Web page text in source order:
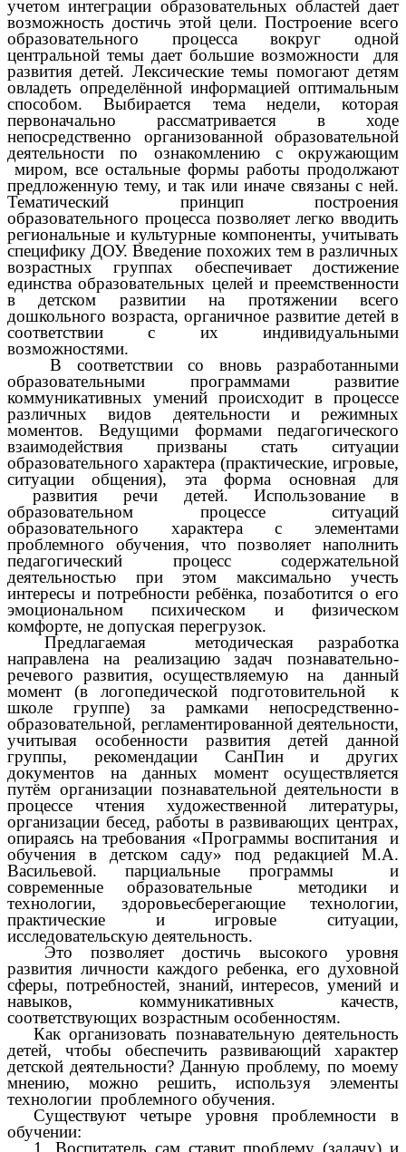
учетом интеграции образовательных областей дает
возможность достичь этой цели. Построение всего
образовательного процесса вокруг одной
центральной темы дает большие возможности для
развития детей. Лексические темы помогают детям
овладеть определённой информацией оптимальным
способом. Выбирается тема недели, которая
первоначально рассматривается в ходе
непосредственно организованной образовательной
деятельности по ознакомлению с окружающим
миром, все остальные формы работы продолжают
предложенную тему, и так или иначе связаны с ней.
Тематический принцип построения
образовательного процесса позволяет легко вводить
региональные и культурные компоненты, учитывать
специфику ДОУ. Введение похожих тем в различных
возрастных группах обеспечивает достижение
единства образовательных целей и преемственности
в детском развитии на протяжении всего
дошкольного возраста, органичное развитие детей в
соответствии с их индивидуальными
возможностями.
В соответствии со вновь разработанными
образовательными программами развитие
коммуникативных умений происходит в процессе
различных видов деятельности и режимных
моментов. Ведущими формами педагогического
взаимодействия призваны стать ситуации
образовательного характера (практические, игровые,
ситуации общения), эта форма основная для
развития речи детей. Использование в
образовательном процессе ситуаций
образовательного характера с элементами
проблемного обучения, что позволяет наполнить
педагогический процесс содержательной
деятельностью при этом максимально учесть
интересы и потребности ребёнка, позаботится о его
эмоциональном психическом и физическом
комфорте, не допуская перегрузок.
Предлагаемая методическая разработка
направлена на реализацию задач познавательно-
речевого развития, осуществляемую на данный
момент (в логопедической подготовительной к
школе группе) за рамками непосредственно-
образовательной, регламентированной деятельности,
учитывая особенности развития детей данной
группы, рекомендации СанПин и других
документов на данных момент осуществляется
путём организации познавательной деятельности в
процессе чтения художественной литературы,
организации бесед, работы в развивающих центрах,
опираясь на требования «Программы воспитания и
обучения в детском саду» под редакцией М.А.
Васильевой. парциальные программы и
современные образовательные методики и
технологии, здоровьесберегающие технологии,
практические и игровые ситуации,
исследовательскую деятельность.
Это позволяет достичь высокого уровня
развития личности каждого ребенка, его духовной
сферы, потребностей, знаний, интересов, умений и
навыков, коммуникативных качеств,
соответствующих возрастным особенностям.
Как организовать познавательную деятельность
детей, чтобы обеспечить развивающий характер
детской деятельности? Данную проблему, по моему
мнению, можно решить, используя элементы
технологии проблемного обучения.
Существуют четыре уровня проблемности в
обучении:
1. Воспитатель сам ставит проблему (задачу) и